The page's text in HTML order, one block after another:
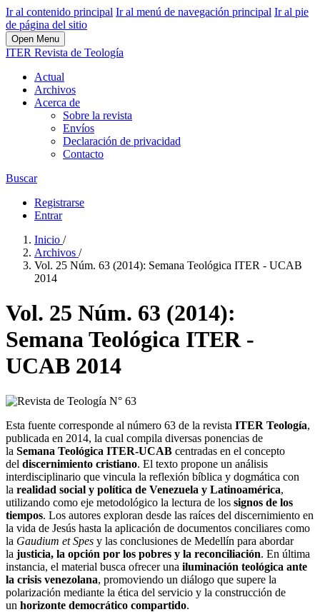
Ir al contenido principal Ir al menú de navegación principal Ir al pie
de página del sitio
Open Menu
ITER Revista de Teología
Actual
Archivos
Acerca de
Sobre la revista
Envíos
Declaración de privacidad
Contacto
Buscar
Registrarse
Entrar
Inicio /
Archivos /
Vol. 25 Núm. 63 (2014): Semana Teológica ITER - UCAB
2014
Vol. 25 Núm. 63 (2014):
Semana Teológica ITER -
UCAB 2014
Esta fuente corresponde al número 63 de la revista ITER Teología,
publicada en 2014, la cual compila diversas ponencias de
la Semana Teológica ITER-UCAB centradas en el concepto
del discernimiento cristiano. El texto propone un análisis
interdisciplinario que vincula la reflexión bíblica y dogmática con
la realidad social y política de Venezuela y Latinoamérica,
utilizando como eje metodológico la lectura de los signos de los
tiempos. Los autores exploran desde las raíces del discernimiento en
la vida de Jesús hasta la aplicación de documentos conciliares como
la Gaudium et Spes y las conclusiones de Medellín para abordar
la justicia, la opción por los pobres y la reconciliación. En última
instancia, el material busca ofrecer una iluminación teológica ante
la crisis venezolana, promoviendo un diálogo que supere la
polarización mediante la ética del servicio y la construcción de
un horizonte democrático compartido.